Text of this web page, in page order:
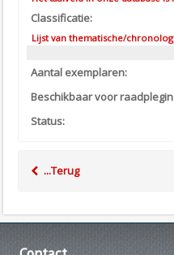
Classificatie:
Lijst van thematische/
Aantal exemplaren:
Beschikbaar voor
Status:
...Terug